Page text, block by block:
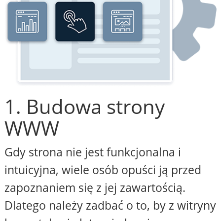
1. Budowa strony
WWW
Gdy strona nie jest funkcjonalna i
intuicyjna, wiele osób opuści ją przed
zapoznaniem się z jej zawartością.
Dlatego należy zadbać o to, by z witryny